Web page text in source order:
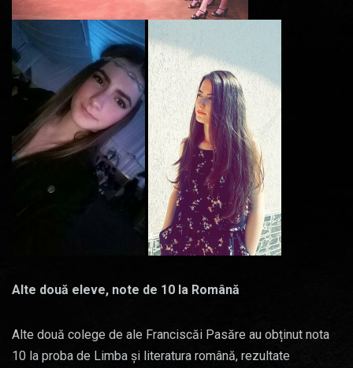
Alte două eleve, note de 10 la Română
Alte două colege de ale Franciscăi Pasăre au obținut nota
10 la proba de Limba și literatura română, rezultate